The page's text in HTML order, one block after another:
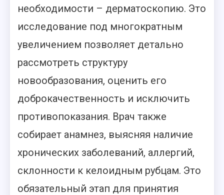
необходимости – дерматоскопию. Это
исследование под многократным
увеличением позволяет детально
рассмотреть структуру
новообразования, оценить его
доброкачественность и исключить
противопоказания. Врач также
собирает анамнез, выясняя наличие
хронических заболеваний, аллергий,
склонности к келоидным рубцам. Это
обязательный этап для принятия